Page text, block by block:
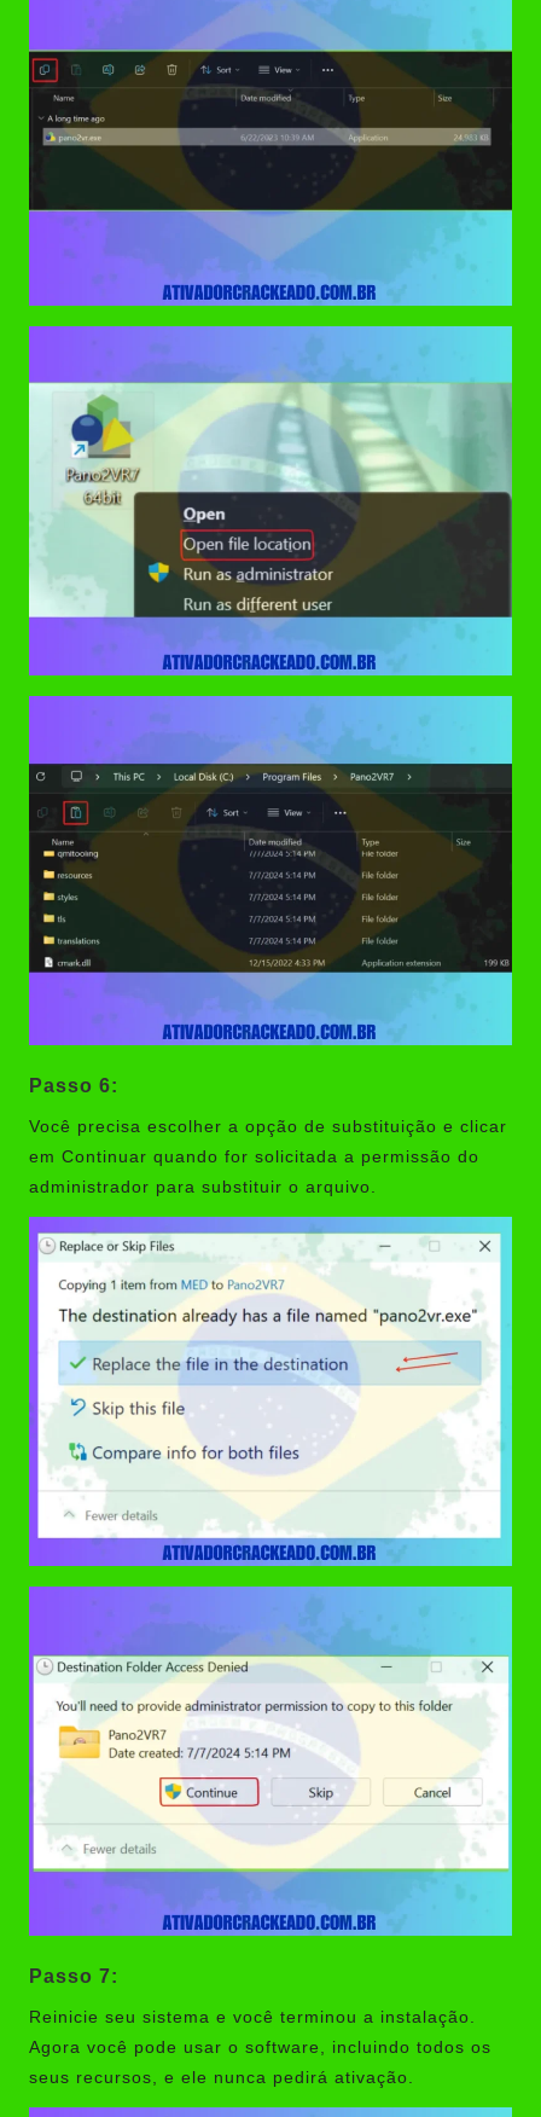
Passo 6:
Você precisa escolher a opção de substituição e clicar
em Continuar quando for solicitada a permissão do
administrador para substituir o arquivo.
Passo 7:
Reinicie seu sistema e você terminou a instalação.
Agora você pode usar o software, incluindo todos os
seus recursos, e ele nunca pedirá ativação.